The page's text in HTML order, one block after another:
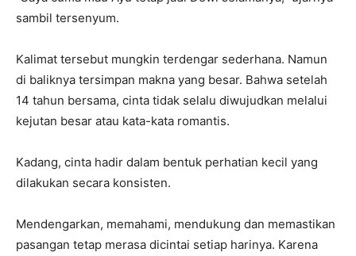
sambil tersenyum.
Kalimat tersebut mungkin terdengar sederhana. Namun
di baliknya tersimpan makna yang besar. Bahwa setelah
14 tahun bersama, cinta tidak selalu diwujudkan melalui
kejutan besar atau kata-kata romantis.
Kadang, cinta hadir dalam bentuk perhatian kecil yang
dilakukan secara konsisten.
Mendengarkan, memahami, mendukung dan memastikan
pasangan tetap merasa dicintai setiap harinya. Karena